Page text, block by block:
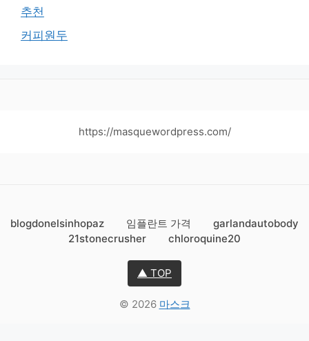
추천
커피원두
https://masquewordpress.com/
blogdonelsinhopaz 임플란트 가격
garlandautobody
21stonecrusher
chloroquine20
▲ TOP
© 2026 마스크